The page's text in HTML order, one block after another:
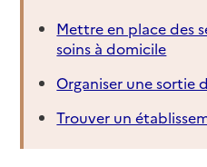
Mettre en place des
soins à domicile
Organiser une sortie
Trouver un